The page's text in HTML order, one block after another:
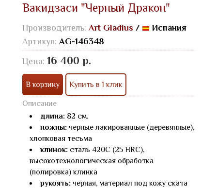
Вакидзаси "Черный Дракон"
Производитель: Art Gladius /
Испания
Артикул: AG-146348
Цена: 16 400 р.
В корзину Купить в 1 клик
Описание
длина: 82 см.
ножны:черные лакированные (деревянные),
хлопковая тесьма
клинок: сталь 420С (25 HRC),
высокотехнологическая обработка
(полировка) клинка
рукоять:черная, материал под кожу ската